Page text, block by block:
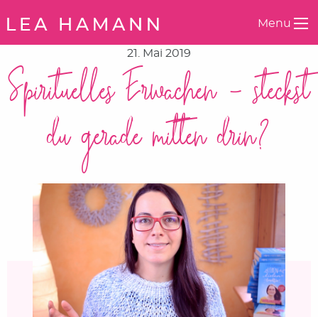
Menu
21. Mai 2019
Spirituelles Erwachen – steckst
du gerade mitten drin?